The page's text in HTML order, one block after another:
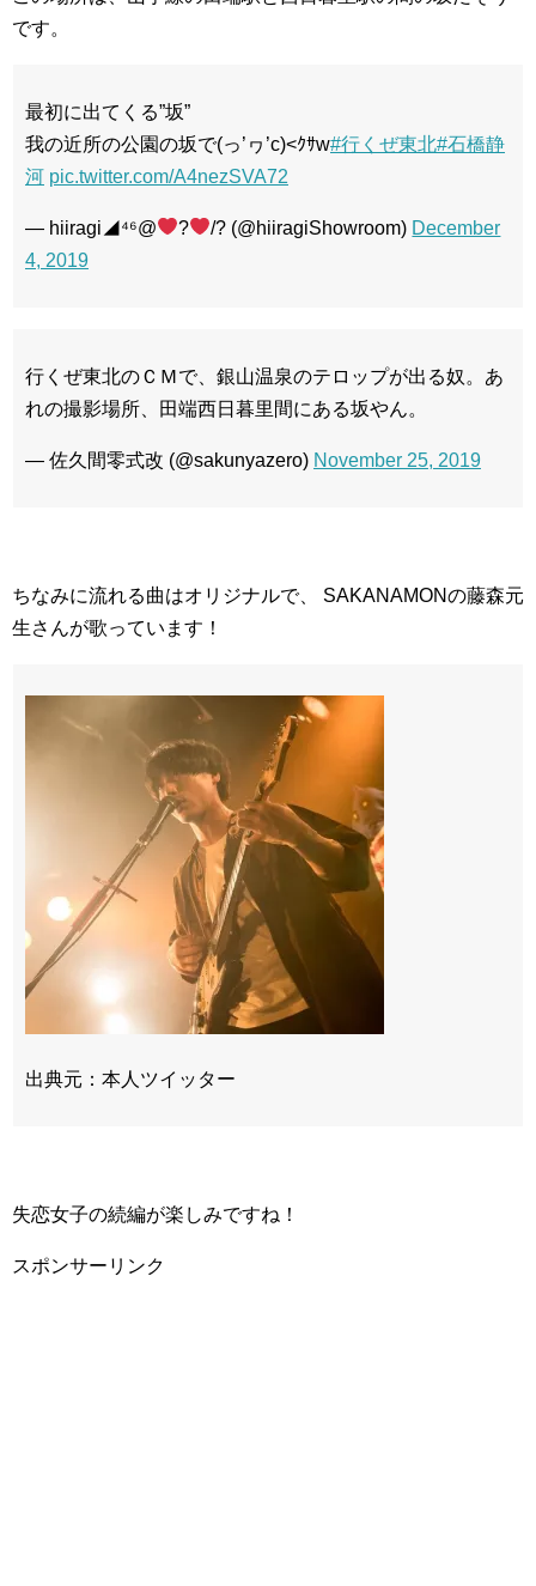
です。
最初に出てくる”坂”
我の近所の公園の坂で(っ’ヮ’c)<ｸｻw#行くぜ東北#石橋静
河 pic.twitter.com/A4nezSVA72
— hiiragi◢⁴⁶@ ? /? (@hiiragiShowroom) December
4, 2019
行くぜ東北のＣＭで、銀山温泉のテロップが出る奴。あ
れの撮影場所、田端西日暮里間にある坂やん。
— 佐久間零式改 (@sakunyazero) November 25, 2019
ちなみに流れる曲はオリジナルで、 SAKANAMONの藤森元
生さんが歌っています！
出典元：本人ツイッター
失恋女子の続編が楽しみですね！
スポンサーリンク